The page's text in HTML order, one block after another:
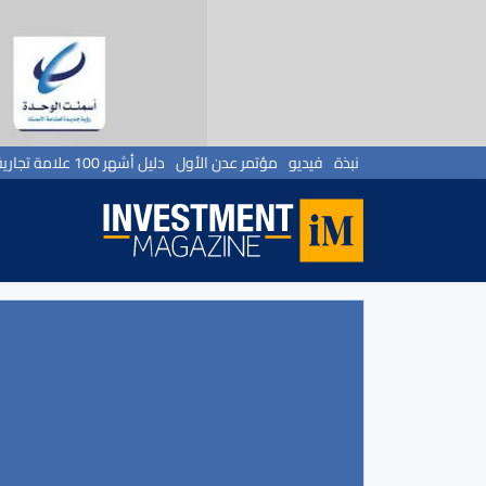
نبذة فيديو مؤتمر عدن الأول دليل أشهر 100 علامة تجارية